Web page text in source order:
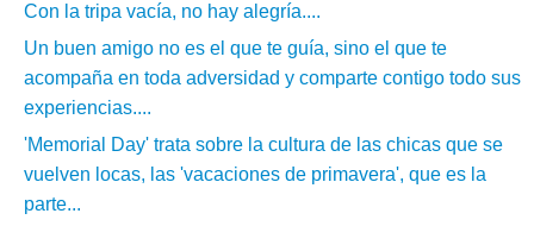
Con la tripa vacía, no hay alegría....
Un buen amigo no es el que te guía, sino el que te
acompaña en toda adversidad y comparte contigo todo sus
experiencias....
'Memorial Day' trata sobre la cultura de las chicas que se
vuelven locas, las 'vacaciones de primavera', que es la
parte...